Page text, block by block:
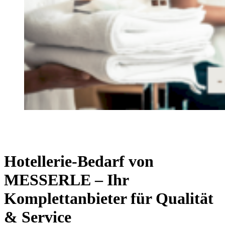
Hotellerie-Bedarf von
MESSERLE – Ihr
Komplettanbieter für Qualität
& Service